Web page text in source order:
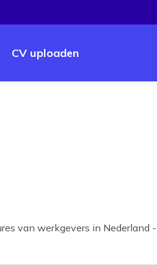
CV uploaden
van werkgevers in Nederland